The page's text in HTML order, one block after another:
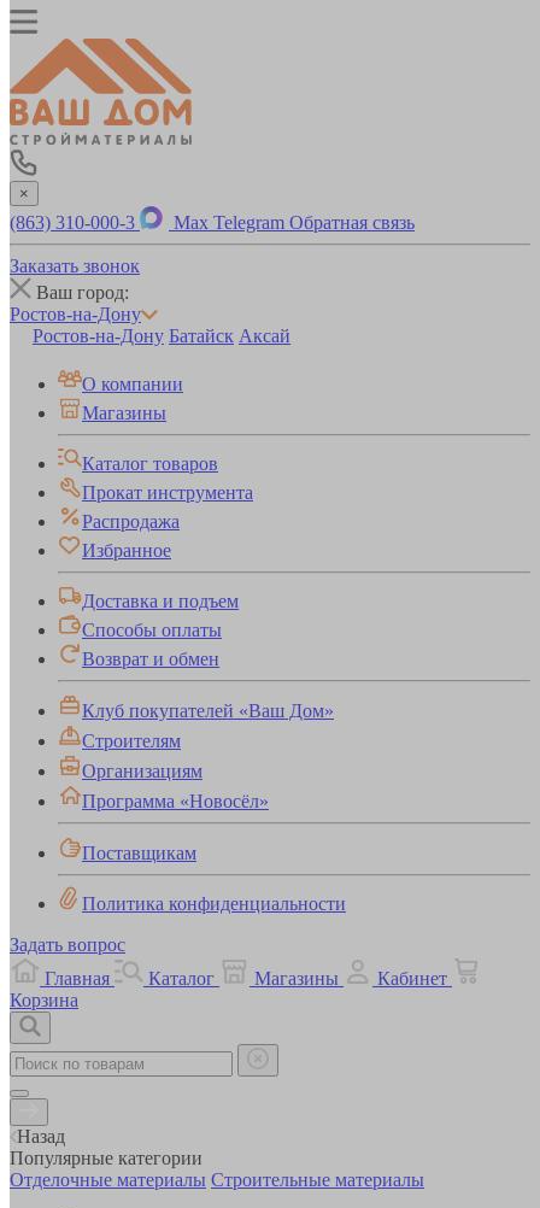
×
(863) 310-000-3 Max Telegram Обратная связь
Заказать звонок
Ваш город:
Ростов-на-Дону
Ростов-на-Дону Батайск Аксай
О компании
Магазины
Каталог товаров
Прокат инструмента
Распродажа
Избранное
Доставка и подъем
Способы оплаты
Возврат и обмен
Клуб покупателей «Ваш Дом»
Строителям
Организациям
Программа «Новосёл»
Поставщикам
Политика конфиденциальности
Задать вопрос
Главная
Каталог Магазины
Кабинет
Корзина
Назад
Популярные категории
Отделочные материалы Строительные материалы